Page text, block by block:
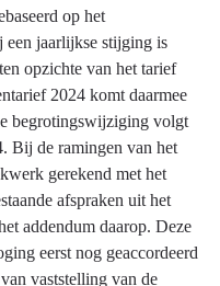
op het
jaarlijkse stijging is
opzichte van het tarief
2024 komt daarmee
begrotingswijziging volgt
Bij de ramingen van het
gerekend met het
afspraken uit het
addendum daarop. Deze
eerst nog geaccordeerd
vaststelling van de